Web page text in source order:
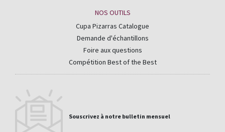
NOS OUTILS
Cupa Pizarras Catalogue
Demande d'échantillons
Foire aux questions
Compétition Best of the Best
Souscrivez à notre bulletin mensuel